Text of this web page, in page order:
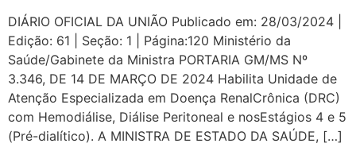
DIÁRIO OFICIAL DA UNIÃO Publicado em: 28/03/2024 |
Edição: 61 | Seção: 1 | Página:120 Ministério da
Saúde/Gabinete da Ministra PORTARIA GM/MS Nº
3.346, DE 14 DE MARÇO DE 2024 Habilita Unidade de
Atenção Especializada em Doença RenalCrônica (DRC)
com Hemodiálise, Diálise Peritoneal e nosEstágios 4 e 5
(Pré-dialítico). A MINISTRA DE ESTADO DA SAÚDE, […]